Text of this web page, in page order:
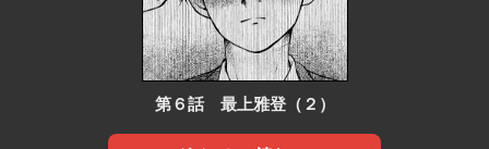
第６話 最上雅登（２）